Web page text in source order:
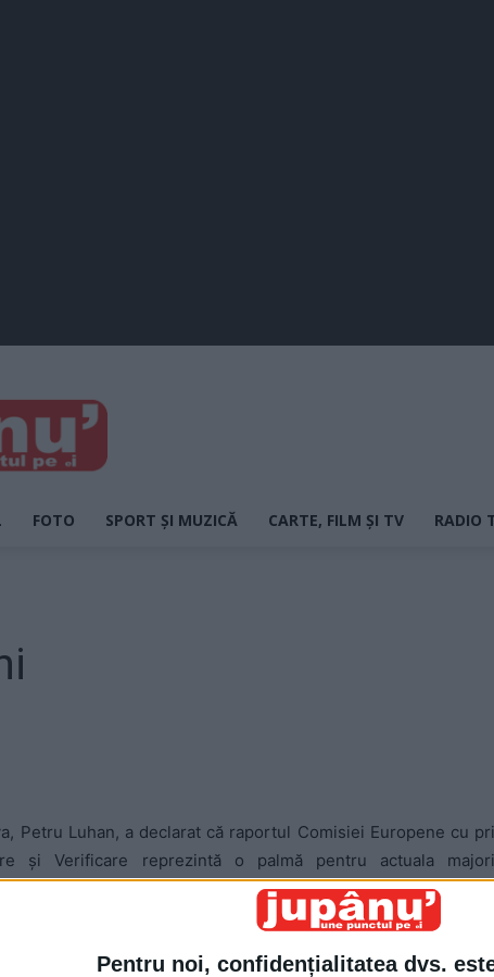
Pentru noi, confidențialitatea dvs.
FOTO SPORT ȘI MUZICĂ CARTE, FILM ȘI TV RADIO
Petru Luhan, a declarat că raportul Comisiei Europene cu
şi Verificare reprezintă o palmă pentru actuala
USL nu se va lăsa şi va da posibilitatea Comisiei
obraz. Asta, pentru că social-liberalii vor să le
creştini.